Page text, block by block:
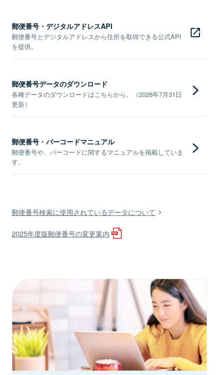
郵便番号・デジタルアドレスAPI
郵便番号とデジタルアドレスから住所を取得できる公式API
を提供。
郵便番号データのダウンロード
各種データのダウンロードはこちらから。（2026年7月31日
更新）
郵便番号・バーコードマニュアル
郵便番号や、バーコードに関するマニュアルを掲載していま
す。
郵便番号検索に使用されているデータについて
2025年度版郵便番号の変更案内